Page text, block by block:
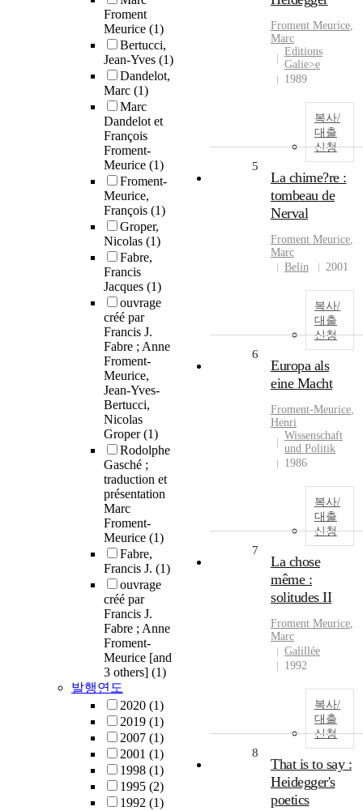
Froment
Meurice (1)
Bertucci,
Jean-Yves (1)
Dandelot,
Marc (1)
Marc
Dandelot et
François
Froment-
Meurice (1)
Froment-
Meurice,
François (1)
Groper,
Nicolas (1)
Fabre,
Francis
Jacques (1)
ouvrage
créé par
Francis J.
Fabre ; Anne
Froment-
Meurice,
Jean-Yves-
Bertucci,
Nicolas
Groper(1)
Rodolphe
Gasché ;
traduction et
présentation
Marc
Froment-
Meurice (1)
Fabre,
Francis J. (1)
ouvrage
créé par
Francis J.
Fabre ; Anne
Froment-
Meurice [and
3 others] (1)
발행연도
2020 (1)
2019 (1)
2007 (1)
2001 (1)
1998 (1)
1995 (2)
1992 (1)
Froment Meurice,
Marc
Editions
Galie>e
1989
복사/
대출
신청
5
La chime?re :
tombeau de
Nerval
Froment Meurice,
Marc
Belin
2001
복사/
대출
신청
6
Europa als
eine Macht
Froment-Meurice,
Henri
Wissenschaft
und Politik
1986
복사/
대출
신청
7
La chose
même :
solitudes II
Froment Meurice,
Marc
Galillée
1992
복사/
대출
신청
8
That is to say :
Heidegger's
poetics